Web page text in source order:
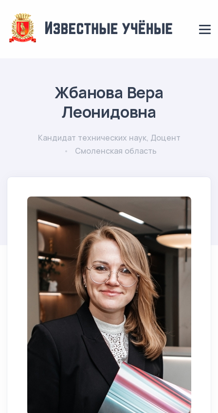
Жбанова Вера
Леонидовна
Кандидат технических наук, Доцент
Смоленская область